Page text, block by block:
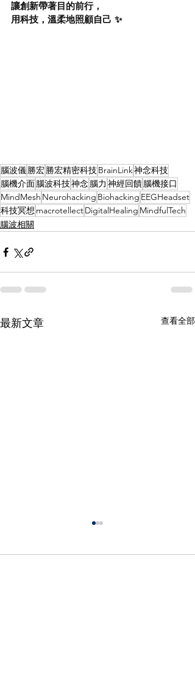
讓創新帶著目的前行，
用科技，溫柔地照顧自己 ✨
腦波儀勝宏勝宏精密科技BrainLink神念科技
腦機介面腦波科技神念腦力 神經回饋腦機接口
MindMesh Neurohacking Biohacking EEGHeadset
科技冥想 macrotellectDigitalHealing MindfulTech
腦波相關
最新文章 查看全部